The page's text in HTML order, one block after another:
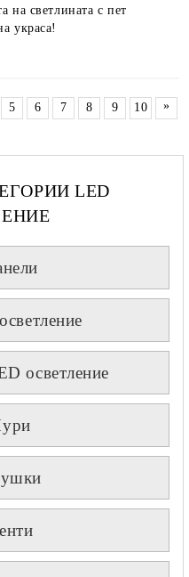
на светлината с пет
украса!
5 6 7 8 9 10 »
LED
осветление